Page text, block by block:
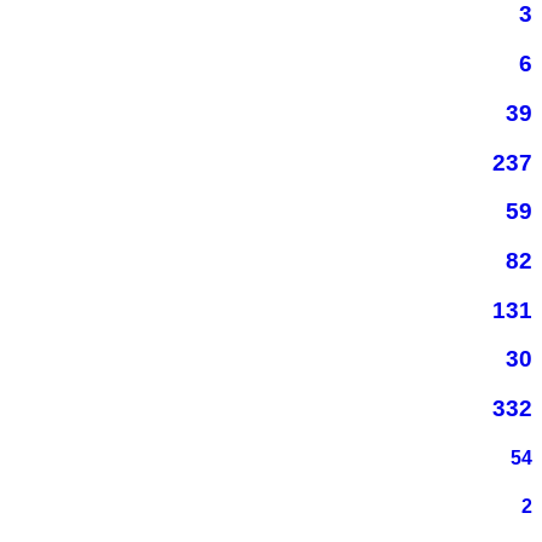
3
6
39
237
59
82
131
30
332
54
2